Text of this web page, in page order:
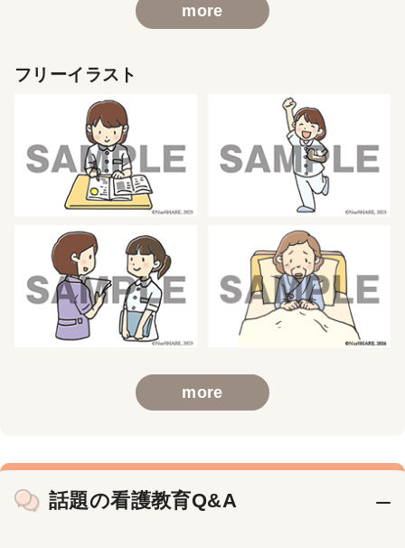
more
フリーイラスト
more
話題の看護教育Q&A